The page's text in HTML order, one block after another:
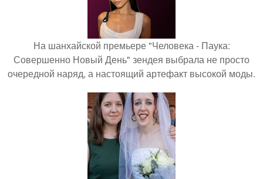
На шанхайской премьере "Человека - Паука:
Совершенно Новый День" зендея выбрала не просто
очередной наряд, а настоящий артефакт высокой моды.